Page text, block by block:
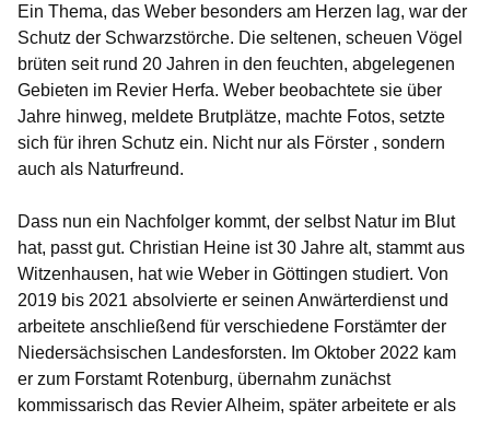
Ein Thema, das Weber besonders am Herzen lag, war der
Schutz der Schwarzstörche. Die seltenen, scheuen Vögel
brüten seit rund 20 Jahren in den feuchten, abgelegenen
Gebieten im Revier Herfa. Weber beobachtete sie über
Jahre hinweg, meldete Brutplätze, machte Fotos, setzte
sich für ihren Schutz ein. Nicht nur als Förster , sondern
auch als Naturfreund.
Dass nun ein Nachfolger kommt, der selbst Natur im Blut
hat, passt gut. Christian Heine ist 30 Jahre alt, stammt aus
Witzenhausen, hat wie Weber in Göttingen studiert. Von
2019 bis 2021 absolvierte er seinen Anwärterdienst und
arbeitete anschließend für verschiedene Forstämter der
Niedersächsischen Landesforsten. Im Oktober 2022 kam
er zum Forstamt Rotenburg, übernahm zunächst
kommissarisch das Revier Alheim, später arbeitete er als